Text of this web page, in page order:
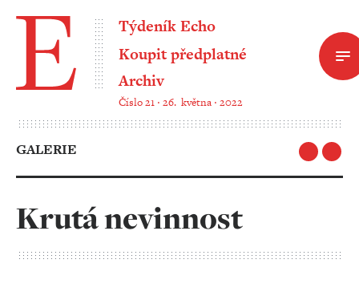
Týdeník Echo
Koupit předplatné
Archiv
Číslo 21 ‧ 26. května ‧ 2022
GALERIE
Krutá nevinnost